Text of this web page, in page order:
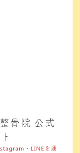
骨院 公式
・LINEを運